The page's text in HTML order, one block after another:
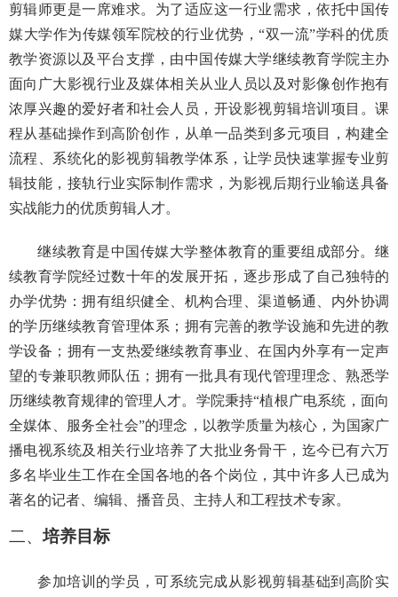
剪辑师更是一席难求。 为了适应这一行业需求，依托中国传
媒大学作为传媒领军院校的行业优势，“双一流”学科的优质
教学资源以及平台支撑，由中国传媒大学继续教育学院主办
面向广大影视行业及媒体相关从业人员以及对影像创作抱有
浓厚兴趣的爱好者和社会人员，开设影视剪辑培训项目。 课
程从基础操作到高阶创作，从单一品类到多元项目，构建全
流程、系统化的影视剪辑教学体系，让学员快速掌握专业剪
辑技能，接轨行业实际制作需求，为影视后期行业输送具备
实战能力的优质剪辑人才。
继续教育是中国传媒大学整体教育的重要组成部分。继
续教育学院经过数十年的发展开拓，逐步形成了自己独特的
办学优势：拥有组织健全、机构合理、渠道畅通、内外协调
的学历继续教育管理体系；拥有完善的教学设施和先进的教
学设备；拥有一支热爱继续教育事业、在国内外享有一定声
望的专兼职教师队伍；拥有一批具有现代管理理念、熟悉学
历继续教育规律的管理人才。学院秉持“植根广电系统，面向
全媒体、服务全社会”的理念，以教学质量为核心，为国家广
播电视系统及相关行业培养了大批业务骨干，迄今已有六万
多名毕业生工作在全国各地的各个岗位，其中许多人已成为
著名的记者、编辑、播音员、主持人和工程技术专家。
二、培养目标
参加培训的学员，可系统完成从影视剪辑基础到高阶实